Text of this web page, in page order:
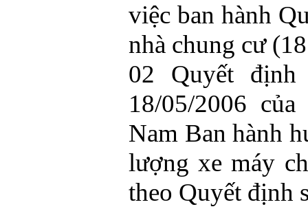
việc ban hành
nhà chung cư
02 Quyết
18/05/2006
Nam Ban hành
lượng xe máy
theo Quyết định